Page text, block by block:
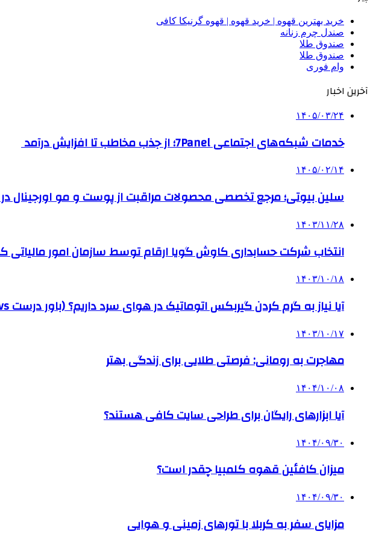
خرید بهترین قهوه | خرید قهوه | قهوه گرنیکا کافی
صندل چرم زنانه
صندوق طلا
صندوق طلا
وام فوری
آخرین اخبار
۱۴۰۵/۰۳/۲۴
خدمات شبکه‌های اجتماعی 7Panel؛ از جذب مخاطب تا افزایش درآمد
۱۴۰۵/۰۲/۱۴
سلین بیوتی؛ مرجع تخصصی محصولات مراقبت از پوست و مو اورجینال
۱۴۰۳/۱۱/۲۸
انتخاب شرکت حسابداری کاوش گویا ارقام توسط سازمان امور مالیاتی
۱۴۰۳/۱۰/۱۸
آیا نیاز به گرم کردن گیربکس اتوماتیک در هوای سرد داریم؟ (باور درست vs غلط)
۱۴۰۳/۱۰/۱۷
مهاجرت به رومانی: فرصتی طلایی برای زندگی بهتر
۱۴۰۴/۱۰/۰۸
آیا ابزارهای رایگان برای طراحی سایت کافی هستند؟
۱۴۰۴/۰۹/۳۰
میزان کافئین قهوه کلمبیا چقدر است؟
۱۴۰۴/۰۹/۳۰
مزایای سفر به کربلا با تورهای زمینی و هوایی